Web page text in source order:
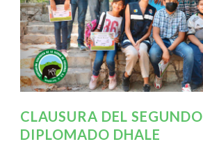
CLAUSURA DEL SEGUNDO
DIPLOMADO DHALE